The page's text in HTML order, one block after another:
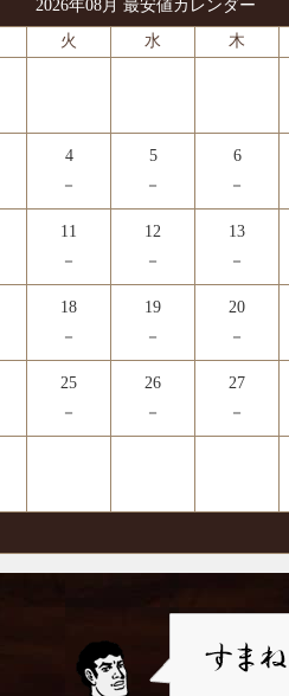
2026年08月 最安値カレンダー
火 水 木
4
－
5
－
6
－
11
－
12
－
13
－
18
－
19
－
20
－
25
－
26
－
27
－